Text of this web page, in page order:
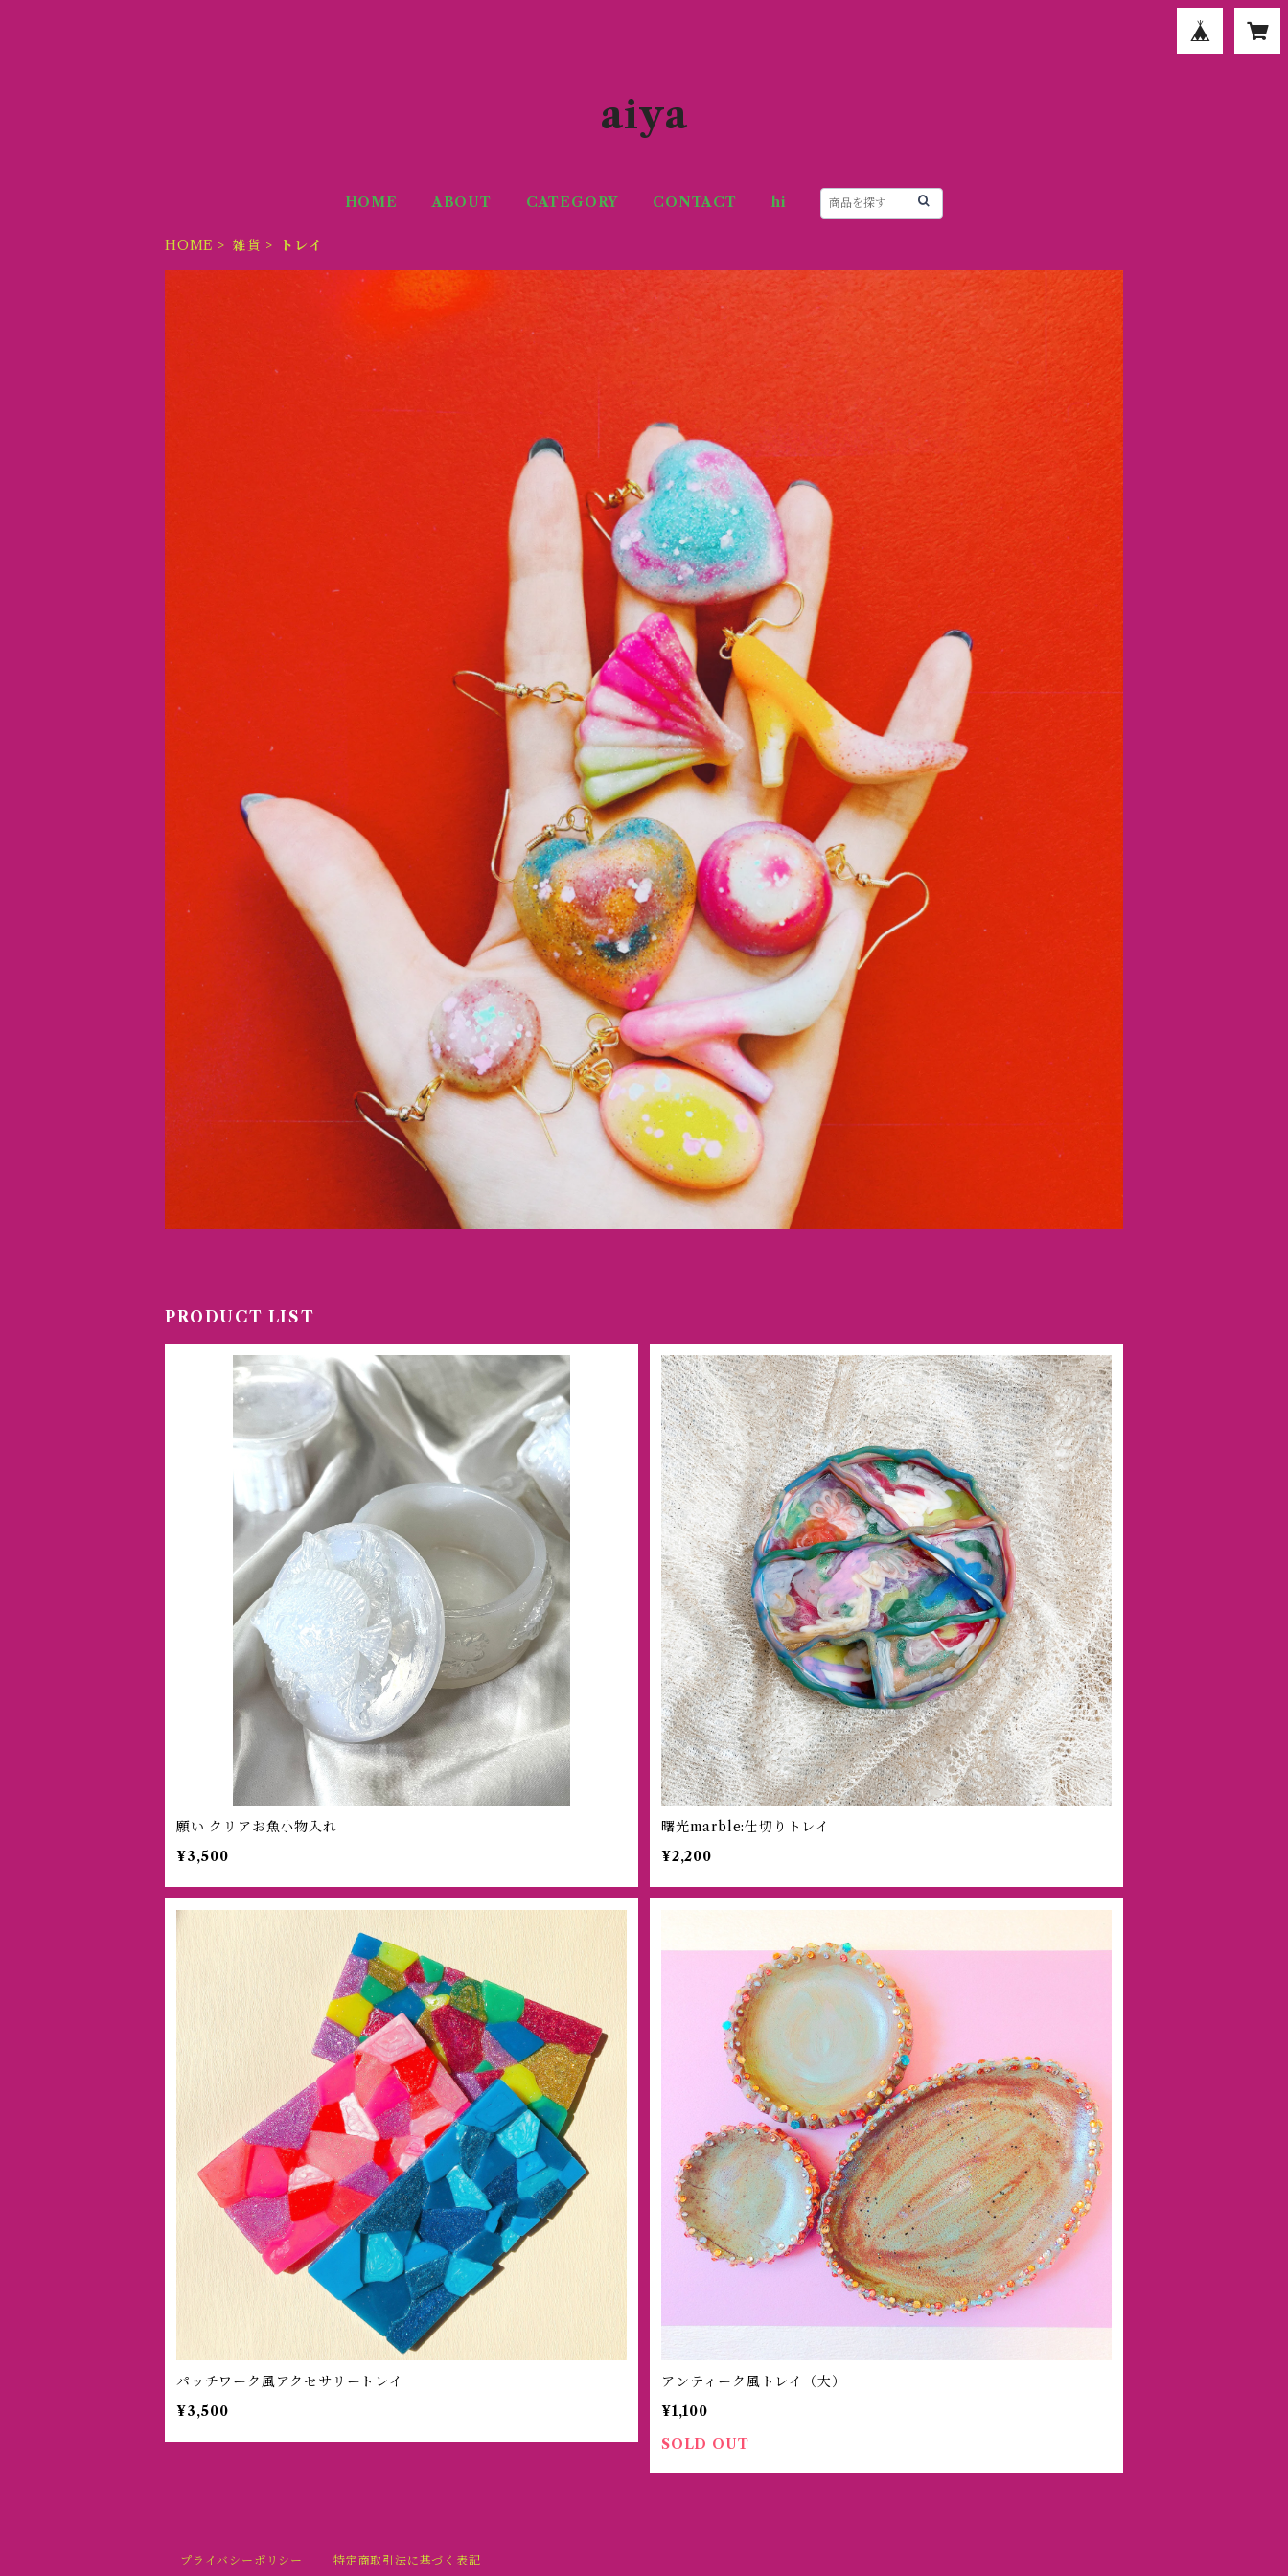
aiya
HOME ABOUT CATEGORY CONTACT hi
HOME 雑貨 トレイ
PRODUCT LIST
願い クリアお魚小物入れ
¥3,500
曙光marble:仕切りトレイ
¥2,200
パッチワーク風アクセサリートレイ
¥3,500
アンティーク風トレイ（大）
¥1,100
SOLD OUT
プライバシーポリシー 特定商取引法に基づく表記